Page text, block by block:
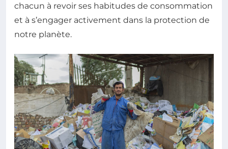
chacun à revoir ses habitudes de consommation
et à s’engager activement dans la protection de
notre planète.